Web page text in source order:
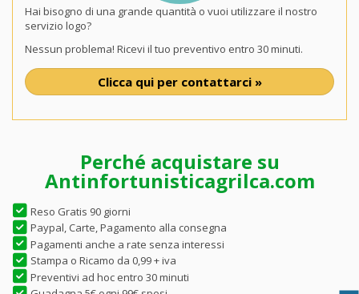
Hai bisogno di una grande quantità o vuoi utilizzare il nostro
servizio logo?
Nessun problema! Ricevi il tuo preventivo entro 30 minuti.
Clicca qui per contattarci »
Perché acquistare su
Antinfortunisticagrilca.com
Reso Gratis 90 giorni
Paypal, Carte, Pagamento alla consegna
Pagamenti anche a rate senza interessi
Stampa o Ricamo da 0,99 + iva
Preventivi ad hoc entro 30 minuti